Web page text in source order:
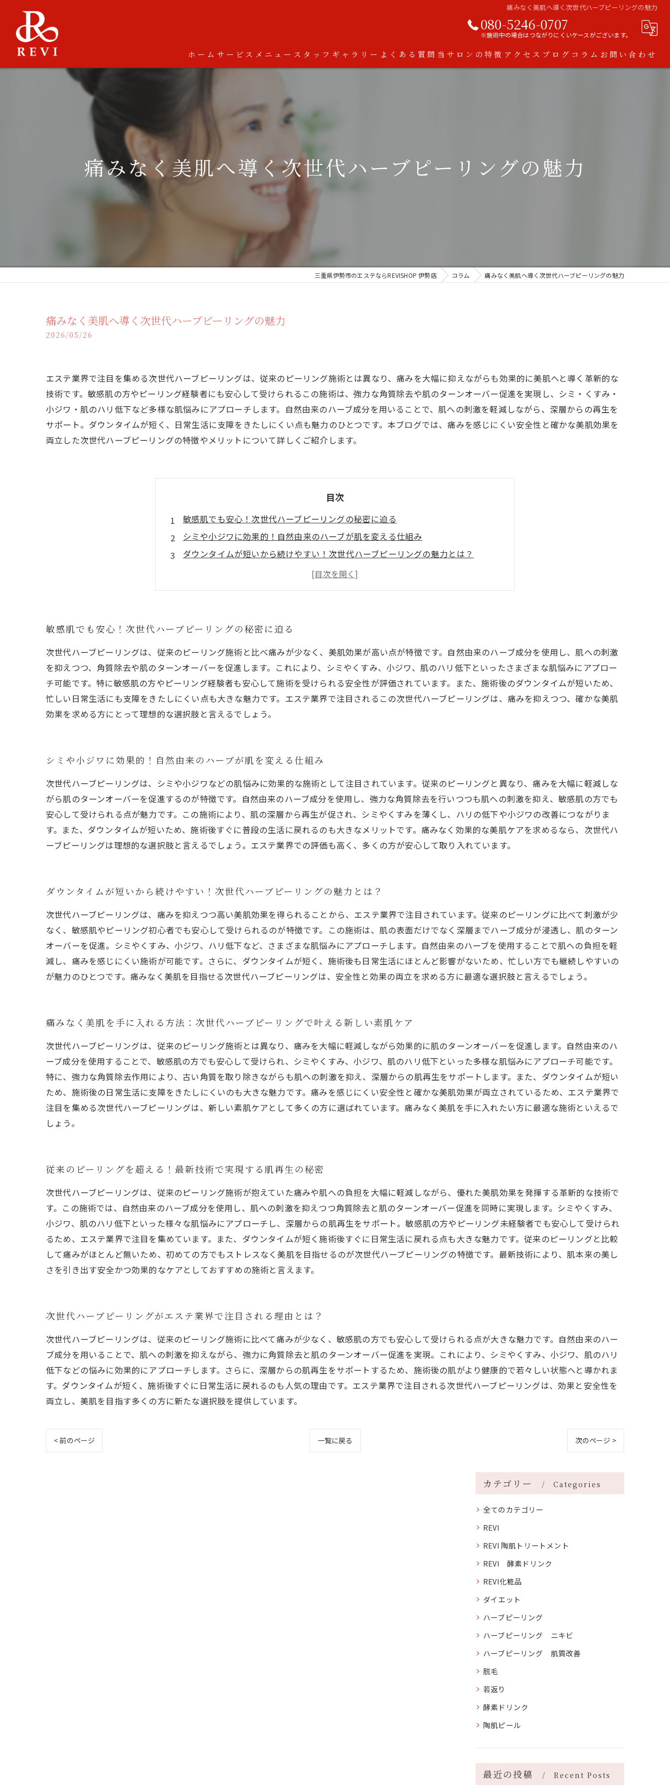
痛みなく美肌へ導く次世代ハーブピーリングの魅力
080-5246-0707
※施術中の場合はつながりにくいケースがございます。
ホーム サービス メニュー スタッフ ギャラリー よくある質問 当サロンの特徴
アトピー
アクセス ブログ コラム お問い合わせ
痛みなく美肌へ導く次世代ハーブピーリングの魅力
三重県伊勢市のエステならREVISHOP 伊勢店 コラム 痛みなく美肌へ導く次世代ハーブピーリングの魅力
痛みなく美肌へ導く次世代ハーブピーリングの魅力
2026/05/26
エステ業界で注目を集める次世代ハーブピーリングは、従来のピーリング施術とは異なり、痛みを大幅に抑えながらも効果的に美肌へと導く革新的な
技術です。敏感肌の方やピーリング経験者にも安心して受けられるこの施術は、強力な角質除去や肌のターンオーバー促進を実現し、シミ・くすみ・
小ジワ・肌のハリ低下など多様な肌悩みにアプローチします。自然由来のハーブ成分を用いることで、肌への刺激を軽減しながら、深層からの再生を
サポート。ダウンタイムが短く、日常生活に支障をきたしにくい点も魅力のひとつです。本ブログでは、痛みを感じにくい安全性と確かな美肌効果を
両立した次世代ハーブピーリングの特徴やメリットについて詳しくご紹介します。
目次
敏感肌でも安心！次世代ハーブピーリングの秘密に迫る
シミや小ジワに効果的！自然由来のハーブが肌を変える仕組み
ダウンタイムが短いから続けやすい！次世代ハーブピーリングの魅力とは？
痛みなく美肌を手に入れる方法：次世代ハーブピーリングで叶える新しい素肌ケア
従来のピーリングを超える！最新技術で実現する肌再生の秘密
敏感肌でも安心！次世代ハーブピーリングの秘密に迫る
次世代ハーブピーリングは、従来のピーリング施術と比べ痛みが少なく、美肌効果が高い点が特徴です。自然由来のハーブ成分を使用し、肌への刺激
を抑えつつ、角質除去や肌のターンオーバーを促進します。これにより、シミやくすみ、小ジワ、肌のハリ低下といったさまざまな肌悩みにアプロー
チ可能です。特に敏感肌の方やピーリング経験者も安心して施術を受けられる安全性が評価されています。また、施術後のダウンタイムが短いため、
忙しい日常生活にも支障をきたしにくい点も大きな魅力です。エステ業界で注目されるこの次世代ハーブピーリングは、痛みを抑えつつ、確かな美肌
効果を求める方にとって理想的な選択肢と言えるでしょう。
シミや小ジワに効果的！自然由来のハーブが肌を変える仕組み
次世代ハーブピーリングは、シミや小ジワなどの肌悩みに効果的な施術として注目されています。従来のピーリングと異なり、痛みを大幅に軽減しな
がら肌のターンオーバーを促進するのが特徴です。自然由来のハーブ成分を使用し、強力な角質除去を行いつつも肌への刺激を抑え、敏感肌の方でも
安心して受けられる点が魅力です。この施術により、肌の深層から再生が促され、シミやくすみを薄くし、ハリの低下や小ジワの改善につながりま
す。また、ダウンタイムが短いため、施術後すぐに普段の生活に戻れるのも大きなメリットです。痛みなく効果的な美肌ケアを求めるなら、次世代ハ
ーブピーリングは理想的な選択肢と言えるでしょう。エステ業界での評価も高く、多くの方が安心して取り入れています。
ダウンタイムが短いから続けやすい！次世代ハーブピーリングの魅力とは？
次世代ハーブピーリングは、痛みを抑えつつ高い美肌効果を得られることから、エステ業界で注目されています。従来のピーリングに比べて刺激が少
なく、敏感肌やピーリング初心者でも安心して受けられるのが特徴です。この施術は、肌の表面だけでなく深層までハーブ成分が浸透し、肌のターン
オーバーを促進。シミやくすみ、小ジワ、ハリ低下など、さまざまな肌悩みにアプローチします。自然由来のハーブを使用することで肌への負担を軽
減し、痛みを感じにくい施術が可能です。さらに、ダウンタイムが短く、施術後も日常生活にほとんど影響がないため、忙しい方でも継続しやすいの
が魅力のひとつです。痛みなく美肌を目指せる次世代ハーブピーリングは、安全性と効果の両立を求める方に最適な選択肢と言えるでしょう。
痛みなく美肌を手に入れる方法：次世代ハーブピーリングで叶える新しい素肌ケア
次世代ハーブピーリングは、従来のピーリング施術とは異なり、痛みを大幅に軽減しながら効果的に肌のターンオーバーを促進します。自然由来のハ
ーブ成分を使用することで、敏感肌の方でも安心して受けられ、シミやくすみ、小ジワ、肌のハリ低下といった多様な肌悩みにアプローチ可能です。
特に、強力な角質除去作用により、古い角質を取り除きながらも肌への刺激を抑え、深層からの肌再生をサポートします。また、ダウンタイムが短い
ため、施術後の日常生活に支障をきたしにくいのも大きな魅力です。痛みを感じにくい安全性と確かな美肌効果が両立されているため、エステ業界で
注目を集める次世代ハーブピーリングは、新しい素肌ケアとして多くの方に選ばれています。痛みなく美肌を手に入れたい方に最適な施術といえるで
しょう。
従来のピーリングを超える！最新技術で実現する肌再生の秘密
次世代ハーブピーリングは、従来のピーリング施術が抱えていた痛みや肌への負担を大幅に軽減しながら、優れた美肌効果を発揮する革新的な技術で
す。この施術では、自然由来のハーブ成分を使用し、肌への刺激を抑えつつ角質除去と肌のターンオーバー促進を同時に実現します。シミやくすみ、
小ジワ、肌のハリ低下といった様々な肌悩みにアプローチし、深層からの肌再生をサポート。敏感肌の方やピーリング未経験者でも安心して受けられ
るため、エステ業界で注目を集めています。また、ダウンタイムが短く施術後すぐに日常生活に戻れる点も大きな魅力です。従来のピーリングと比較
して痛みがほとんど無いため、初めての方でもストレスなく美肌を目指せるのが次世代ハーブピーリングの特徴です。最新技術により、肌本来の美し
さを引き出す安全かつ効果的なケアとしておすすめの施術と言えます。
次世代ハーブピーリングがエステ業界で注目される理由とは？
次世代ハーブピーリングは、従来のピーリング施術に比べて痛みが少なく、敏感肌の方でも安心して受けられる点が大きな魅力です。自然由来のハー
ブ成分を用いることで、肌への刺激を抑えながら、強力に角質除去と肌のターンオーバー促進を実現。これにより、シミやくすみ、小ジワ、肌のハリ
低下などの悩みに効果的にアプローチします。さらに、深層からの肌再生をサポートするため、施術後の肌がより健康的で若々しい状態へと導かれま
す。ダウンタイムが短く、施術後すぐに日常生活に戻れるのも人気の理由です。エステ業界で注目される次世代ハーブピーリングは、効果と安全性を
両立し、美肌を目指す多くの方に新たな選択肢を提供しています。
< 前のページ 一覧に戻る 次のページ >
カテゴリー Categories
全てのカテゴリー
REVI
REVI 陶肌トリートメント
REVI 酵素ドリンク
REVI化粧品
ダイエット
ハーブピーリング
ハーブピーリング ニキビ
ハーブピーリング 肌質改善
脱毛
若返り
酵素ドリンク
陶肌ピール
最近の投稿 Recent Posts